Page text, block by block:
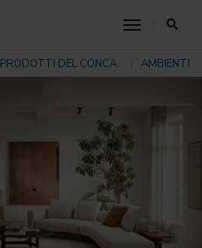
toggle
PRODOTTI DEL CONCA AMBIENTI